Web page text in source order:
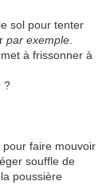
sol pour tenter
par exemple
à frissonner à
?
faire mouvoir
souffle de
poussière